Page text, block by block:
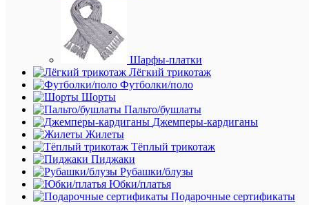
Шарфы-платки
Лёгкий трикотаж
Футболки/поло
Шорты
Пальто/бушлаты
Джемперы-кардиганы
Жилеты
Тёплый трикотаж
Пиджаки
Рубашки/блузы
Юбки/платья
Подарочные сертификаты
новым